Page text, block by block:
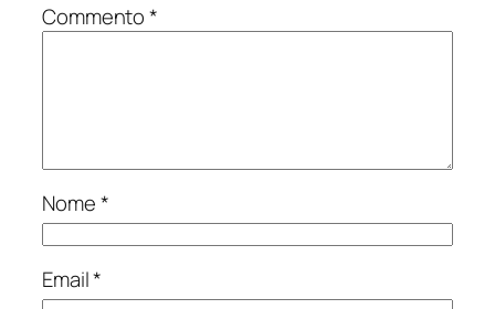
Commento*
Nome*
Email*